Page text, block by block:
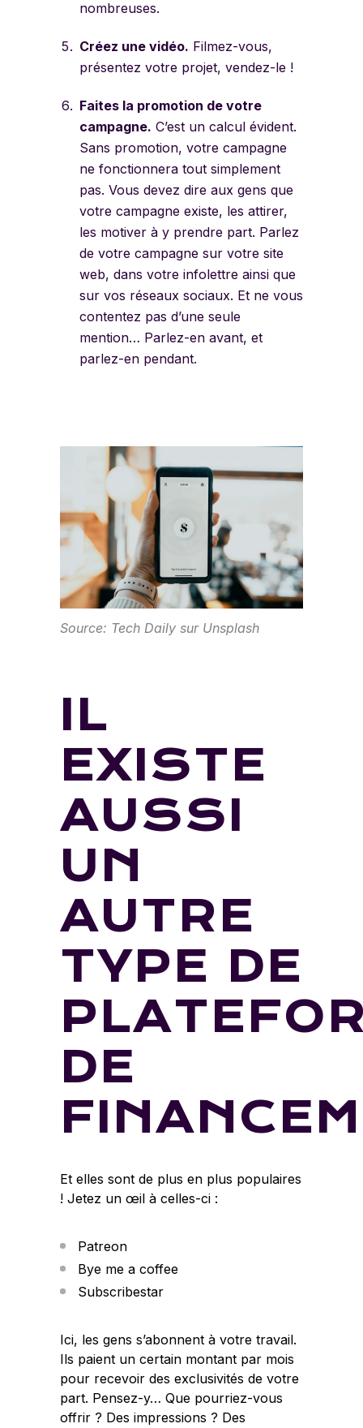
nombreuses.
Créez une vidéo. Filmez-vous,
présentez votre projet, vendez-le !
Faites la promotion de votre
campagne. C’est un calcul évident.
Sans promotion, votre campagne
ne fonctionnera tout simplement
pas. Vous devez dire aux gens que
votre campagne existe, les attirer,
les motiver à y prendre part. Parlez
de votre campagne sur votre site
web, dans votre infolettre ainsi que
sur vos réseaux sociaux. Et ne vous
contentez pas d’une seule
mention… Parlez-en avant, et
parlez-en pendant.
Source: Tech Daily sur Unsplash
IL
EXISTE
AUSSI
UN
AUTRE
TYPE DE
DE
Et elles sont de plus en plus populaires
! Jetez un œil à celles-ci :
Patreon
Bye me a coffee
Subscribestar
Ici, les gens s’abonnent à votre travail.
Ils paient un certain montant par mois
pour recevoir des exclusivités de votre
part. Pensez-y… Que pourriez-vous
offrir ? Des impressions ? Des